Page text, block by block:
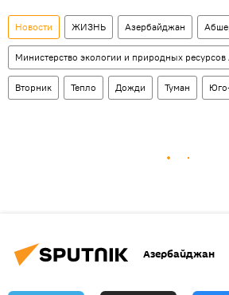
Новости ЖИЗНЬ Азербайджан
Министерство экологии и природных ресурсов
Вторник Тепло Дожди Туман
Азербайджан